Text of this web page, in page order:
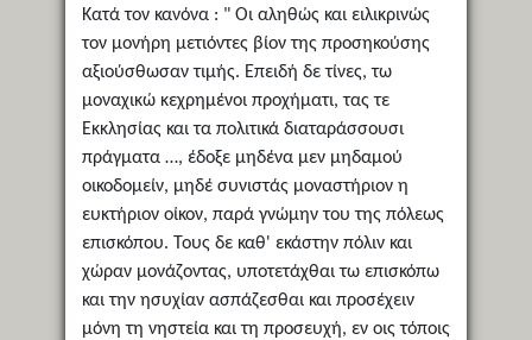
Κατά τον κανόνα : " Οι αληθώς και ειλικρινώς
τον μονήρη μετιόντες βίον της προσηκούσης
αξιούσθωσαν τιμής. Επειδή δε τίνες, τω
μοναχικώ κεχρημένοι προχήματι, τας τε
Εκκλησίας και τα πολιτικά διαταράσσουσι
πράγματα …, έδοξε μηδένα μεν μηδαμού
οικοδομείν, μηδέ συνιστάς μοναστήριον η
ευκτήριον οίκον, παρά γνώμην του της πόλεως
επισκόπου. Τους δε καθ' εκάστην πόλιν και
χώραν μονάζοντας, υποτετάχθαι τω επισκόπω
και την ησυχίαν ασπάζεσθαι και προσέχειν
μόνη τη νηστεία και τη προσευχή, εν οις τόποις